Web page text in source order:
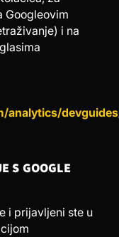
Googleovim
i na
analytics/
S GOOGLE
i prijavljeni ste u